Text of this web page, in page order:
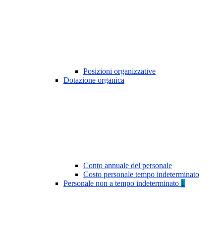
Posizioni organizzative
Dotazione organica
Conto annuale del personale
Costo personale tempo indeterminato
Personale non a tempo indeterminato 1